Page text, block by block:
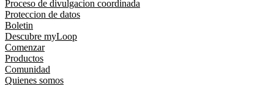
Proceso de divulgacion coordinada
Proteccion de datos
Boletin
Descubre myLoop
Comenzar
Productos
Comunidad
Quienes somos